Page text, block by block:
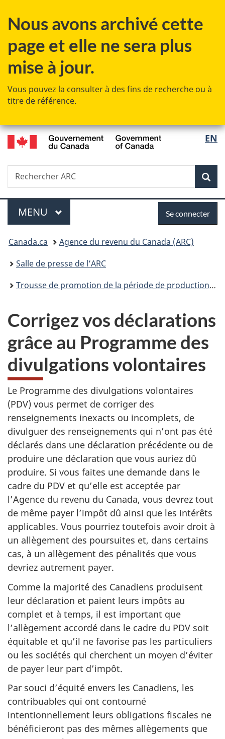
au
principal
à
Au
»
à
version
Nous avons archivé cette
page et elle ne sera plus
mise à jour.
Vous pouvez la consulter à des fins de recherche ou à
titre de référence.
de
la
EN
Recherche
Rechercher
ARC
Menu
MENU PRINCIPAL
connecter
Se connecter
Vous
êtes
ici :
Canada.ca
Agence du revenu du Canada (ARC)
Salle de presse de l’ARC
Trousse de promotion de la période de production des déclarations de revenus
Corrigez vos déclarations
grâce au Programme des
divulgations volontaires
Le Programme des divulgations volontaires
(PDV) vous permet de corriger des
renseignements inexacts ou incomplets, de
divulguer des renseignements qui n’ont pas été
déclarés dans une déclaration précédente ou de
produire une déclaration que vous auriez dû
produire. Si vous faites une demande dans le
cadre du PDV et qu’elle est acceptée par
l’Agence du revenu du Canada, vous devrez tout
de même payer l’impôt dû ainsi que les intérêts
applicables. Vous pourriez toutefois avoir droit à
un allègement des poursuites et, dans certains
cas, à un allègement des pénalités que vous
devriez autrement payer.
Comme la majorité des Canadiens produisent
leur déclaration et paient leurs impôts au
complet et à temps, il est important que
l’allègement accordé dans le cadre du PDV soit
équitable et qu’il ne favorise pas les particuliers
ou les sociétés qui cherchent un moyen d’éviter
de payer leur part d’impôt.
Par souci d’équité envers les Canadiens, les
contribuables qui ont contourné
intentionnellement leurs obligations fiscales ne
bénéficieront pas des mêmes allègements que